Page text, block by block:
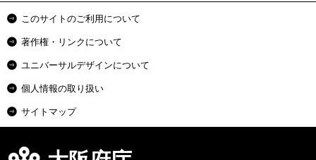
このサイトのご利用について
著作権・リンクについて
ユニバーサルデザインについて
個人情報の取り扱い
サイトマップ